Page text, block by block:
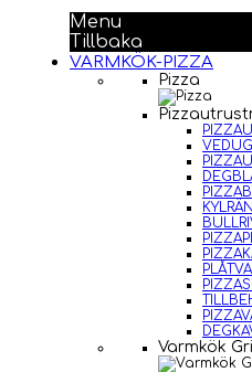
Menu
Tillbaka
VARMKÖK-PIZZA
Pizza
Varmkök